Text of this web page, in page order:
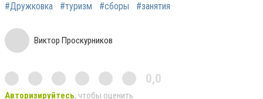
#Дружковка #туризм #сборы #занятия
Виктор Проскурников
0,0
Авторизируйтесь, чтобы оценить